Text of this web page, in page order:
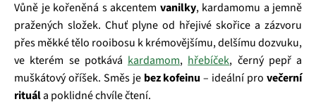
Vůně je kořeněná s akcentem vanilky, kardamomu a jemně
pražených složek. Chuť plyne od hřejivé skořice a zázvoru
přes měkké tělo rooibosu k krémovějšímu, delšímu dozvuku,
ve kterém se potkává kardamom, hřebíček, černý pepř a
muškátový oříšek. Směs je bez kofeinu – ideální provečerní
rituála poklidné chvíle čtení.